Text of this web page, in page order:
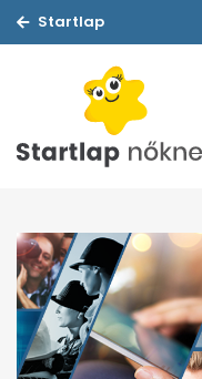
Startlap